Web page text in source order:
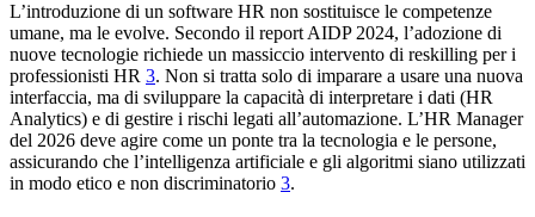
L’introduzione di un software HR non sostituisce le competenze
umane, ma le evolve. Secondo il report AIDP 2024, l’adozione di
nuove tecnologie richiede un massiccio intervento di reskilling per i
professionisti HR 3. Non si tratta solo di imparare a usare una nuova
interfaccia, ma di sviluppare la capacità di interpretare i dati (HR
Analytics) e di gestire i rischi legati all’automazione. L’HR Manager
del 2026 deve agire come un ponte tra la tecnologia e le persone,
assicurando che l’intelligenza artificiale e gli algoritmi siano utilizzati
in modo etico e non discriminatorio 3.